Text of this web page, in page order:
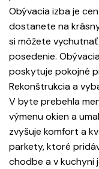
Obývacia izba je
dostanete na
si môžete
posedenie.
poskytuje pokojné
Rekonštrukcia a
V byte prebehla
výmenu okien a
zvyšuje komfort a
parkety, ktoré
chodbe a v kuchyni